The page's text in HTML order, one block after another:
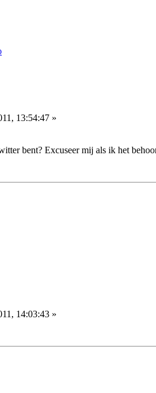
13:54:47 »
bent? Excuseer mij als ik het
14:03:43 »